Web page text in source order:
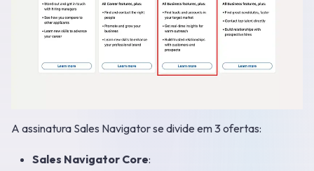
A assinatura Sales Navigator se divide em 3 ofertas:
Sales Navigator Core: